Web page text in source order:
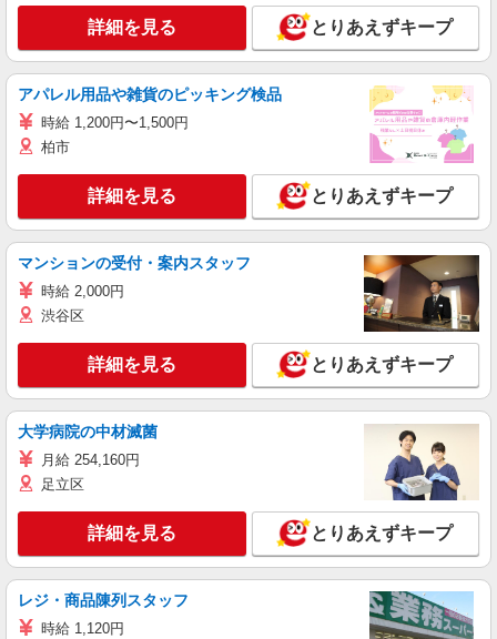
詳細を見る とりあえずキープ
アパレル用品や雑貨のピッキング検品
時給 1,200円〜1,500円
柏市
詳細を見る とりあえずキープ
マンションの受付・案内スタッフ
時給 2,000円
渋谷区
詳細を見る とりあえずキープ
大学病院の中材滅菌
月給 254,160円
足立区
詳細を見る とりあえずキープ
レジ・商品陳列スタッフ
時給 1,120円